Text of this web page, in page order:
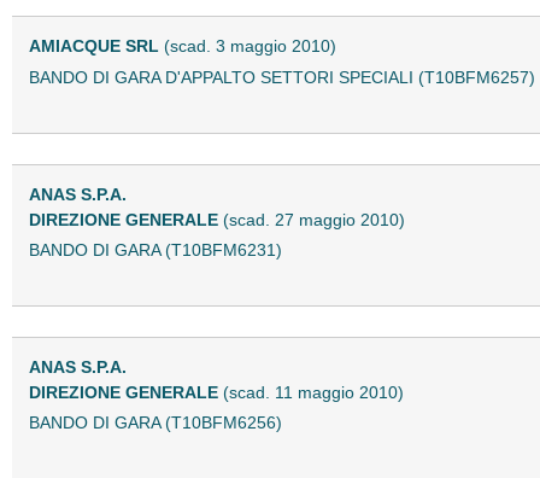
AMIACQUE SRL (scad. 3 maggio 2010)
BANDO DI GARA D'APPALTO SETTORI SPECIALI (T10BFM6257)
ANAS S.P.A.
DIREZIONE GENERALE (scad. 27 maggio 2010)
BANDO DI GARA (T10BFM6231)
ANAS S.P.A.
DIREZIONE GENERALE (scad. 11 maggio 2010)
BANDO DI GARA (T10BFM6256)